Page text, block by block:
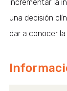
incrementar la
una decisión
dar a conocer la